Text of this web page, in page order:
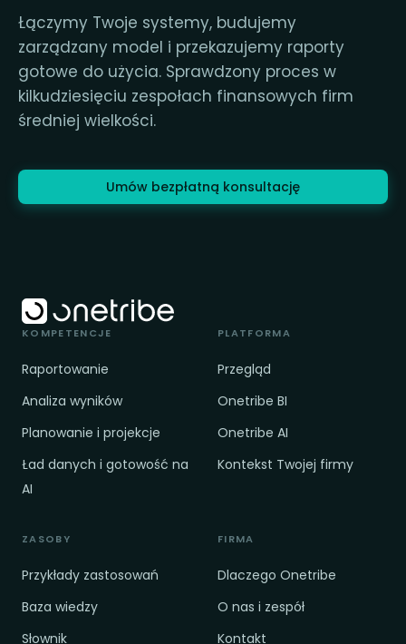
Łączymy Twoje systemy, budujemy
zarządzany model i przekazujemy raporty
gotowe do użycia. Sprawdzony proces w
kilkudziesięciu zespołach finansowych firm
średniej wielkości.
Umów bezpłatną konsultację
KOMPETENCJE
Raportowanie
Analiza wyników
Planowanie i projekcje
Ład danych i gotowość na
AI
PLATFORMA
Przegląd
Onetribe BI
Onetribe AI
Kontekst Twojej firmy
ZASOBY
Przykłady zastosowań
Baza wiedzy
Słownik
FIRMA
Dlaczego Onetribe
O nas i zespół
Kontakt